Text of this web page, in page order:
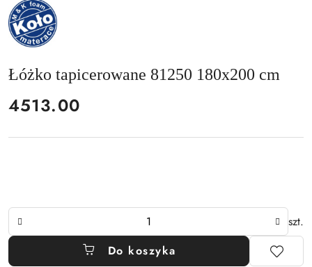
NAZWA
PRODUCENTA:
MKFOAM
Łóżko tapicerowane 81250 180x200 cm
cena:
4513.00
szt.
Do koszyka